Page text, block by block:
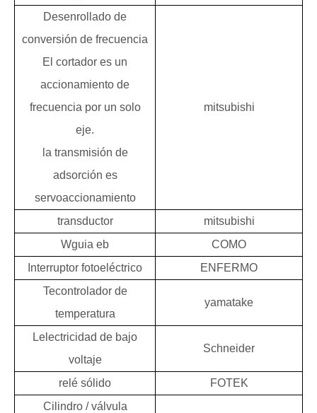
Desenrollado de
conversión de frecuencia
El cortador es un
accionamiento de
frecuencia por un solo
eje.
la transmisión de
adsorción es
servoaccionamiento
mitsubishi
transductor
mitsubishi
Wguia eb
COMO
Interruptor fotoeléctrico
ENFERMO
Tecontrolador de
temperatura
yamatake
Lelectricidad de bajo
voltaje
Schneider
relé sólido
FOTEK
Cilindro / válvula